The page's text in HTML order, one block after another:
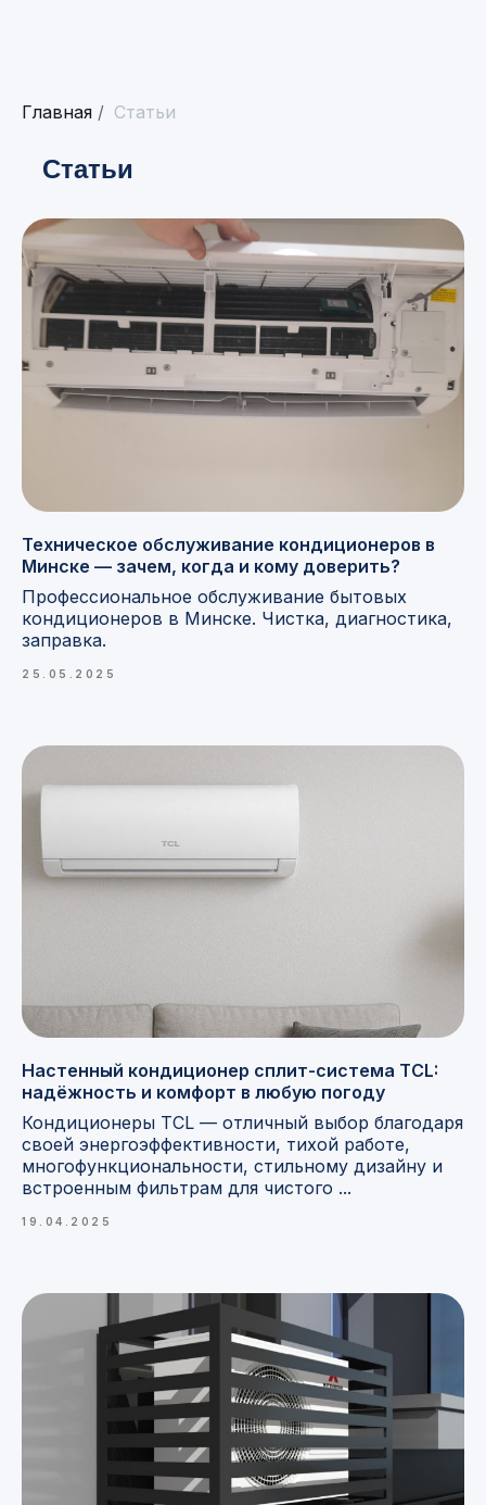
Главная / Статьи
Статьи
Техническое обслуживание кондиционеров в
Минске — зачем, когда и кому доверить?
Профессиональное обслуживание бытовых
кондиционеров в Минске. Чистка, диагностика,
заправка.
25.05.2025
Настенный кондиционер сплит-система TCL:
надёжность и комфорт в любую погоду
Кондиционеры TCL — отличный выбор благодаря
своей энергоэффективности, тихой работе,
многофункциональности, стильному дизайну и
встроенным фильтрам для чистого ...
19.04.2025